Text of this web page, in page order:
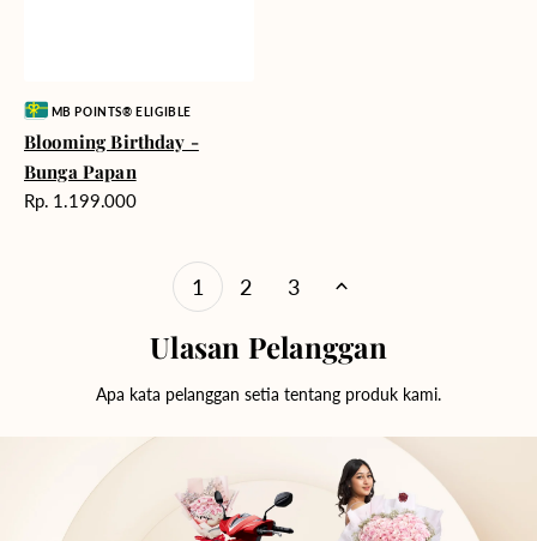
Vendor:MB POINTS® ELIGIBLE
Blooming Birthday -
Bunga Papan
Harga
Rp. 1.199.000
1 2 3
Ulasan Pelanggan
Apa kata pelanggan setia tentang produk kami.